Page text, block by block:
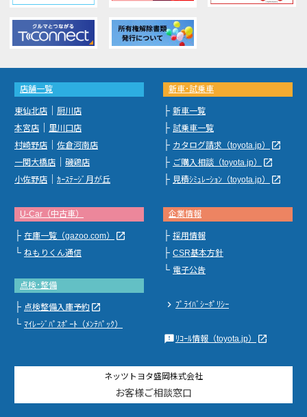
店舗一覧
東仙北店
厨川店
本宮店
里川口店
村崎野店
佐倉河南店
一関大橋店
磯鶏店
小佐野店
ｶｰｽﾃｰｼﾞ月が丘
新車･試乗車
├ 新車一覧
├ 試乗車一覧
├ カタログ請求（toyota.jp）
launch
├ ご購入相談（toyota.jp）
launch
├ 見積ｼﾐｭﾚｰｼｮﾝ（toyota.jp） launch
U-Car（中古車）
├ 在庫一覧（gazoo.com）
launch
└ ねもりくん通信
点検･整備
├ 点検整備入庫予約 launch
└ ﾏｲﾚｰｼﾞﾊﾟｽﾎﾟｰﾄ（ﾒﾝﾃﾊﾟｯｸ）
企業情報
├ 採用情報
├ CSR基本方針
└ 電子公告
chevron_right ﾌﾟﾗｲﾊﾞｼｰﾎﾟﾘｼｰ
feedback ﾘｺｰﾙ情報（toyota.jp） launch
ネッツトヨタ盛岡株式会社
お客様ご相談窓口